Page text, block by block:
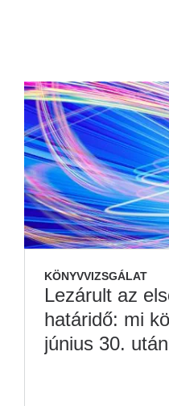
KÖNYVVIZSGÁLAT
Lezárult az
határidő: mi
június 30.